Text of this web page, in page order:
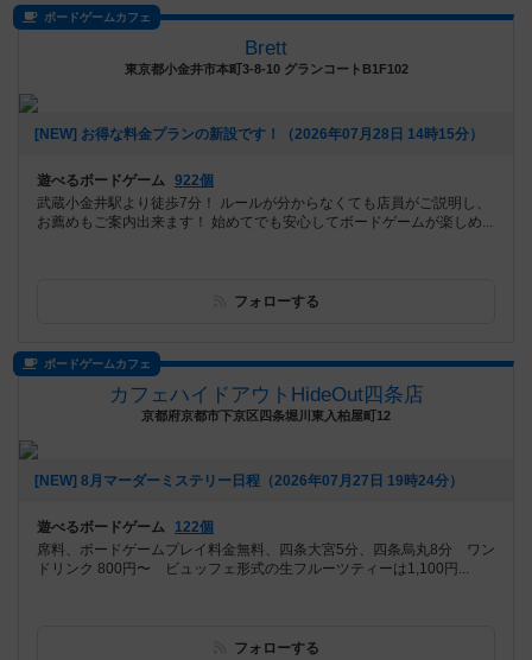
ボードゲームカフェ
Brett
東京都小金井市本町3-8-10 グランコートB1F102
[NEW] お得な料金プランの新設です！（2026年07月28日 14時15分）
遊べるボードゲーム 922個
武蔵小金井駅より徒歩7分！ ルールが分からなくても店員がご説明し、
お薦めもご案内出来ます！ 始めてでも安心してボードゲームが楽しめ...
フォローする
ボードゲームカフェ
カフェハイドアウトHideOut四条店
京都府京都市下京区四条堀川東入柏屋町12
[NEW] 8月マーダーミステリー日程（2026年07月27日 19時24分）
遊べるボードゲーム
122個
席料、ボードゲームプレイ料金無料、四条大宮5分、四条烏丸8分 ワン
ドリンク 800円〜 ビュッフェ形式の生フルーツティーは1,100円...
フォローする